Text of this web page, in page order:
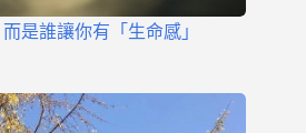
是誰讓你有「生命感」